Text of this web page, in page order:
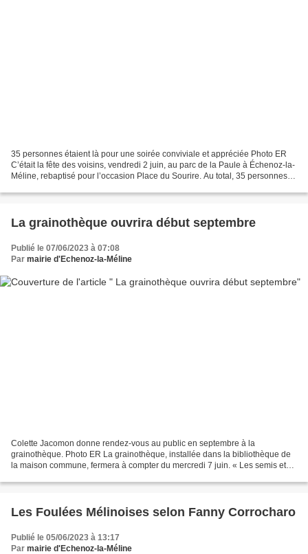
35 personnes étaient là pour une soirée conviviale et appréciée Photo ER
C’était la fête des voisins, vendredi 2 juin, au parc de la Paule à Échenoz-la-
Méline, rebaptisé pour l’occasion Place du Sourire. Au total, 35 personnes
La grainothèque ouvrira début septembre
Publié le 07/06/2023 à 07:08
Par mairie d'Echenoz-la-Méline
Colette Jacomon donne rendez-vous au public en septembre à la
grainothèque. Photo ER La grainothèque, installée dans la bibliothèque de
la maison commune, fermera à compter du mercredi 7 juin. « Les semis et
Les Foulées Mélinoises selon Fanny Corrocharo
Publié le 05/06/2023 à 13:17
Par mairie d'Echenoz-la-Méline